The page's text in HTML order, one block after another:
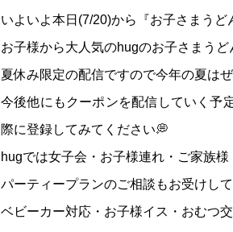
いよいよ本日(7/20)から『お子さまう
お子様から大人気のhugのお子さまう
夏休み限定の配信ですので今年の夏は
今後他にもクーポンを配信していく予
際に登録してみてください💭
hugでは女子会・お子様連れ・ご家族
パーティープランのご相談もお受けし
ベビーカー対応・お子様イス・おむつ